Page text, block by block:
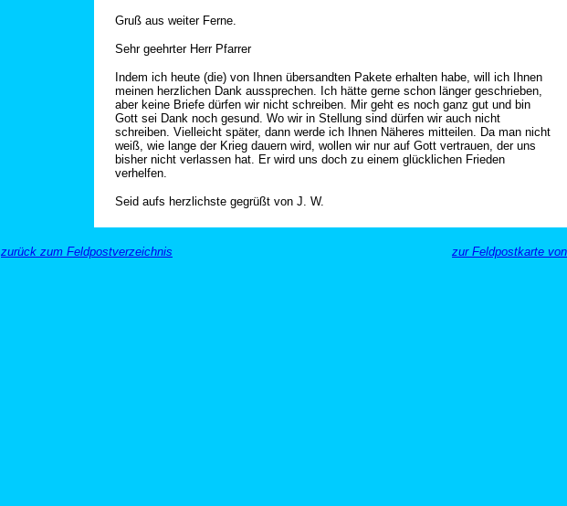
Gruß aus weiter Ferne.
Sehr geehrter Herr Pfarrer
Indem ich heute (die) von Ihnen übersandten Pakete erhalten habe, will ich Ihnen
meinen herzlichen Dank aussprechen. Ich hätte gerne schon länger geschrieben,
aber keine Briefe dürfen wir nicht schreiben. Mir geht es noch ganz gut und bin
Gott sei Dank noch gesund. Wo wir in Stellung sind dürfen wir auch nicht
schreiben. Vielleicht später, dann werde ich Ihnen Näheres mitteilen. Da man nicht
weiß, wie lange der Krieg dauern wird, wollen wir nur auf Gott vertrauen, der uns
bisher nicht verlassen hat. Er wird uns doch zu einem glücklichen Frieden
verhelfen.
Seid aufs herzlichste gegrüßt von J. W.
zurück zum Feldpostverzeichnis zur Feldpostkarte